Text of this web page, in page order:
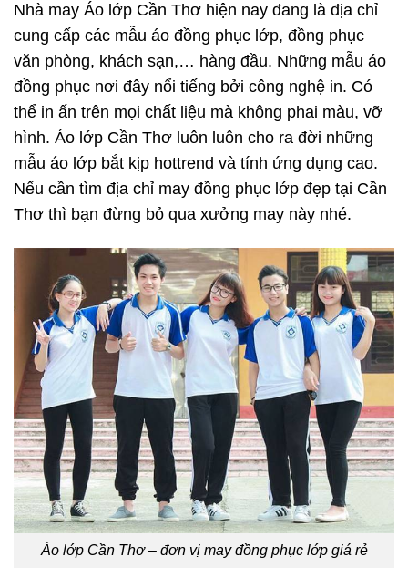
Nhà may Áo lớp Cần Thơ hiện nay đang là địa chỉ
cung cấp các mẫu áo đồng phục lớp, đồng phục
văn phòng, khách sạn,… hàng đầu. Những mẫu áo
đồng phục nơi đây nổi tiếng bởi công nghệ in. Có
thể in ấn trên mọi chất liệu mà không phai màu, vỡ
hình. Áo lớp Cần Thơ luôn luôn cho ra đời những
mẫu áo lớp bắt kịp hottrend và tính ứng dụng cao.
Nếu cần tìm địa chỉ may đồng phục lớp đẹp tại Cần
Thơ thì bạn đừng bỏ qua xưởng may này nhé.
Áo lớp Cần Thơ – đơn vị may đồng phục lớp giá rẻ